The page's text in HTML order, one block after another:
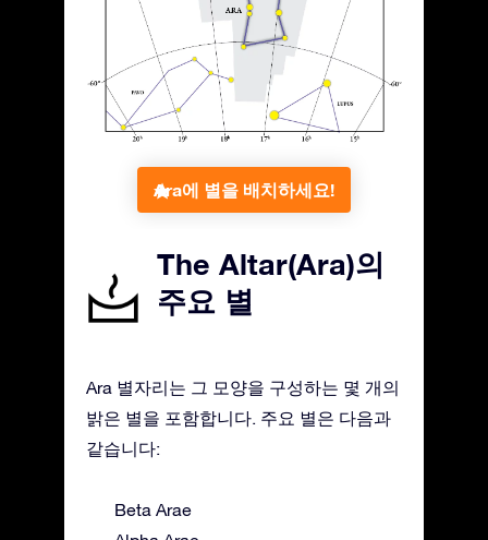
Ara에 별을 배치하세요!
The Altar(Ara)의
주요 별
Ara 별자리는 그 모양을 구성하는 몇 개의
밝은 별을 포함합니다. 주요 별은 다음과
같습니다:
Beta Arae